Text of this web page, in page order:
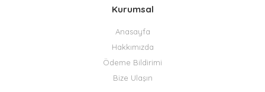
Kurumsal
Anasayfa
Hakkımızda
Ödeme Bildirimi
Bize Ulaşın